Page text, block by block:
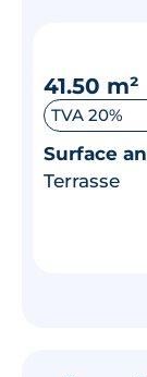
41.50 m²
TVA 20%
Surface
Terrasse